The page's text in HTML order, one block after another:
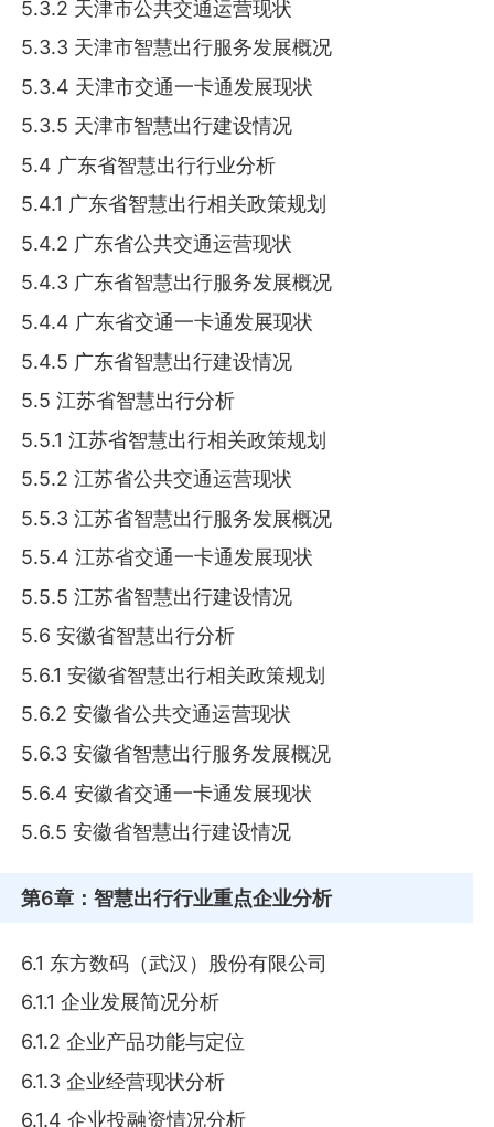
5.3.2 天津市公共交通运营现状
5.3.3 天津市智慧出行服务发展概况
5.3.4 天津市交通一卡通发展现状
5.3.5 天津市智慧出行建设情况
5.4 广东省智慧出行行业分析
5.4.1 广东省智慧出行相关政策规划
5.4.2 广东省公共交通运营现状
5.4.3 广东省智慧出行服务发展概况
5.4.4 广东省交通一卡通发展现状
5.4.5 广东省智慧出行建设情况
5.5 江苏省智慧出行分析
5.5.1 江苏省智慧出行相关政策规划
5.5.2 江苏省公共交通运营现状
5.5.3 江苏省智慧出行服务发展概况
5.5.4 江苏省交通一卡通发展现状
5.5.5 江苏省智慧出行建设情况
5.6 安徽省智慧出行分析
5.6.1 安徽省智慧出行相关政策规划
5.6.2 安徽省公共交通运营现状
5.6.3 安徽省智慧出行服务发展概况
5.6.4 安徽省交通一卡通发展现状
5.6.5 安徽省智慧出行建设情况
第6章 ：智慧出行行业重点企业分析
6.1 东方数码（武汉）股份有限公司
6.1.1 企业发展简况分析
6.1.2 企业产品功能与定位
6.1.3 企业经营现状分析
6.1.4 企业投融资情况分析